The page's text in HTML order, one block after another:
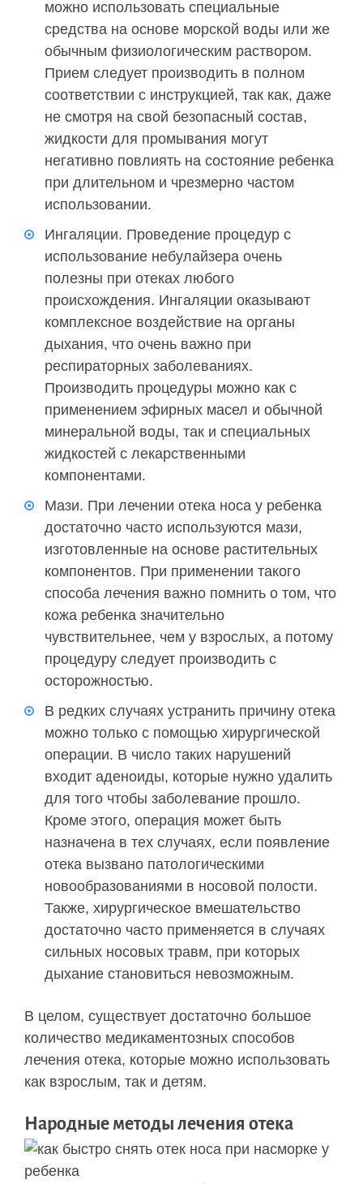
можно использовать специальные
средства на основе морской воды или же
обычным физиологическим раствором.
Прием следует производить в полном
соответствии с инструкцией, так как, даже
не смотря на свой безопасный состав,
жидкости для промывания могут
негативно повлиять на состояние ребенка
при длительном и чрезмерно частом
использовании.
Ингаляции. Проведение процедур с
использование небулайзера очень
полезны при отеках любого
происхождения. Ингаляции оказывают
комплексное воздействие на органы
дыхания, что очень важно при
респираторных заболеваниях.
Производить процедуры можно как с
применением эфирных масел и обычной
минеральной воды, так и специальных
жидкостей с лекарственными
компонентами.
Мази. При лечении отека носа у ребенка
достаточно часто используются мази,
изготовленные на основе растительных
компонентов. При применении такого
способа лечения важно помнить о том, что
кожа ребенка значительно
чувствительнее, чем у взрослых, а потому
процедуру следует производить с
осторожностью.
В редких случаях устранить причину отека
можно только с помощью хирургической
операции. В число таких нарушений
входит аденоиды, которые нужно удалить
для того чтобы заболевание прошло.
Кроме этого, операция может быть
назначена в тех случаях, если появление
отека вызвано патологическими
новообразованиями в носовой полости.
Также, хирургическое вмешательство
достаточно часто применяется в случаях
сильных носовых травм, при которых
дыхание становиться невозможным.
В целом, существует достаточно большое
количество медикаментозных способов
лечения отека, которые можно использовать
как взрослым, так и детям.
Народные методы лечения отека